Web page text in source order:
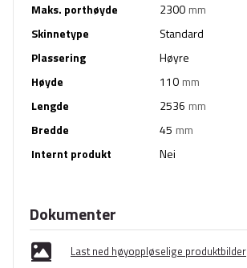
Maks. porthøyde
2300 mm
Skinnetype
Standard
Plassering
Høyre
Høyde
110 mm
Lengde
2536 mm
Bredde
45 mm
Internt produkt
Nei
Dokumenter
Last ned høyoppløselige produktbilder